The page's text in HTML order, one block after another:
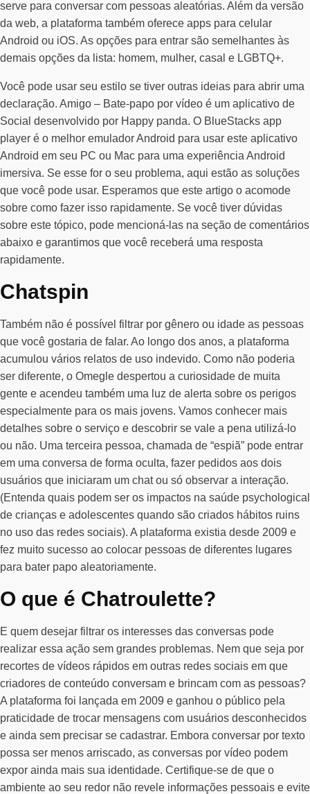
serve para conversar com pessoas aleatórias. Além da versão
da web, a plataforma também oferece apps para celular
Android ou iOS. As opções para entrar são semelhantes às
demais opções da lista: homem, mulher, casal e LGBTQ+.
Você pode usar seu estilo se tiver outras ideias para abrir uma
declaração. Amigo – Bate-papo por vídeo é um aplicativo de
Social desenvolvido por Happy panda. O BlueStacks app
player é o melhor emulador Android para usar este aplicativo
Android em seu PC ou Mac para uma experiência Android
imersiva. Se esse for o seu problema, aqui estão as soluções
que você pode usar. Esperamos que este artigo o acomode
sobre como fazer isso rapidamente. Se você tiver dúvidas
sobre este tópico, pode mencioná-las na seção de comentários
abaixo e garantimos que você receberá uma resposta
rapidamente.
Chatspin
Também não é possível filtrar por gênero ou idade as pessoas
que você gostaria de falar. Ao longo dos anos, a plataforma
acumulou vários relatos de uso indevido. Como não poderia
ser diferente, o Omegle despertou a curiosidade de muita
gente e acendeu também uma luz de alerta sobre os perigos
especialmente para os mais jovens. Vamos conhecer mais
detalhes sobre o serviço e descobrir se vale a pena utilizá-lo
ou não. Uma terceira pessoa, chamada de “espiã” pode entrar
em uma conversa de forma oculta, fazer pedidos aos dois
usuários que iniciaram um chat ou só observar a interação.
(Entenda quais podem ser os impactos na saúde psychological
de crianças e adolescentes quando são criados hábitos ruins
no uso das redes sociais). A plataforma existia desde 2009 e
fez muito sucesso ao colocar pessoas de diferentes lugares
para bater papo aleatoriamente.
O que é Chatroulette?
E quem desejar filtrar os interesses das conversas pode
realizar essa ação sem grandes problemas. Nem que seja por
recortes de vídeos rápidos em outras redes sociais em que
criadores de conteúdo conversam e brincam com as pessoas?
A plataforma foi lançada em 2009 e ganhou o público pela
praticidade de trocar mensagens com usuários desconhecidos
e ainda sem precisar se cadastrar. Embora conversar por texto
possa ser menos arriscado, as conversas por vídeo podem
expor ainda mais sua identidade. Certifique-se de que o
ambiente ao seu redor não revele informações pessoais e evite